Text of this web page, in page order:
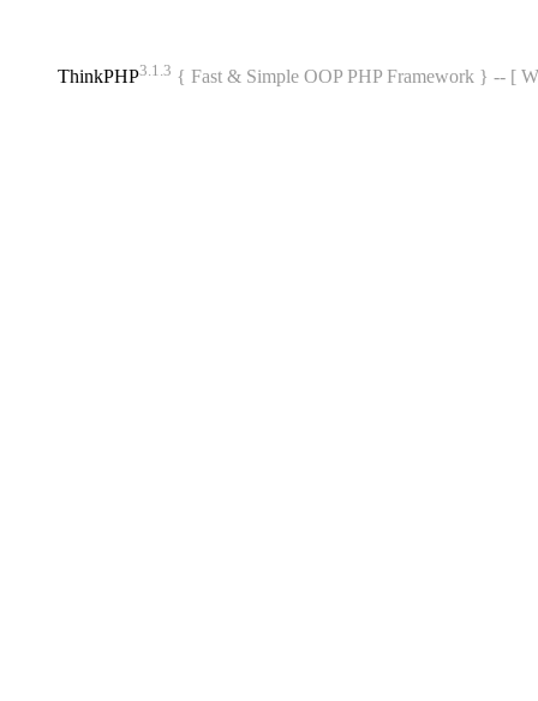
ThinkPHP3.1.3 { Fast & Simple OOP PHP Framework } -- [